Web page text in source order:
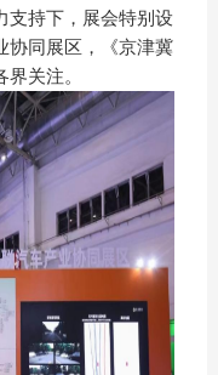
支持下，展会特别设
协同展区，《京津冀
关注。